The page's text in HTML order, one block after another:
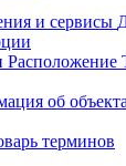
и сервисы
об
терминов